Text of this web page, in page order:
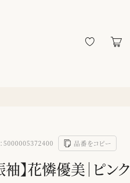
5000005372400 品番をコピー
袖】花憐優美｜ピンク